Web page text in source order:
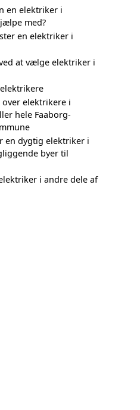
en elektriker i
med?
en elektriker i
at vælge elektriker i
over elektrikere i
hele Faaborg-
en dygtig elektriker i
byer til
i andre dele af